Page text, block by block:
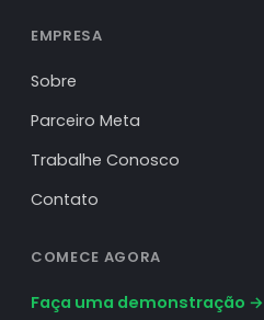
EMPRESA
Sobre
Parceiro Meta
Trabalhe Conosco
Contato
COMECE AGORA
Faça uma demonstração →